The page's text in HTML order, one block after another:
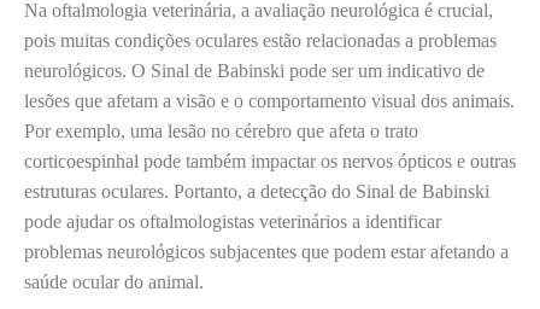
Na oftalmologia veterinária, a avaliação neurológica é crucial,
pois muitas condições oculares estão relacionadas a problemas
neurológicos. O Sinal de Babinski pode ser um indicativo de
lesões que afetam a visão e o comportamento visual dos animais.
Por exemplo, uma lesão no cérebro que afeta o trato
corticoespinhal pode também impactar os nervos ópticos e outras
estruturas oculares. Portanto, a detecção do Sinal de Babinski
pode ajudar os oftalmologistas veterinários a identificar
problemas neurológicos subjacentes que podem estar afetando a
saúde ocular do animal.